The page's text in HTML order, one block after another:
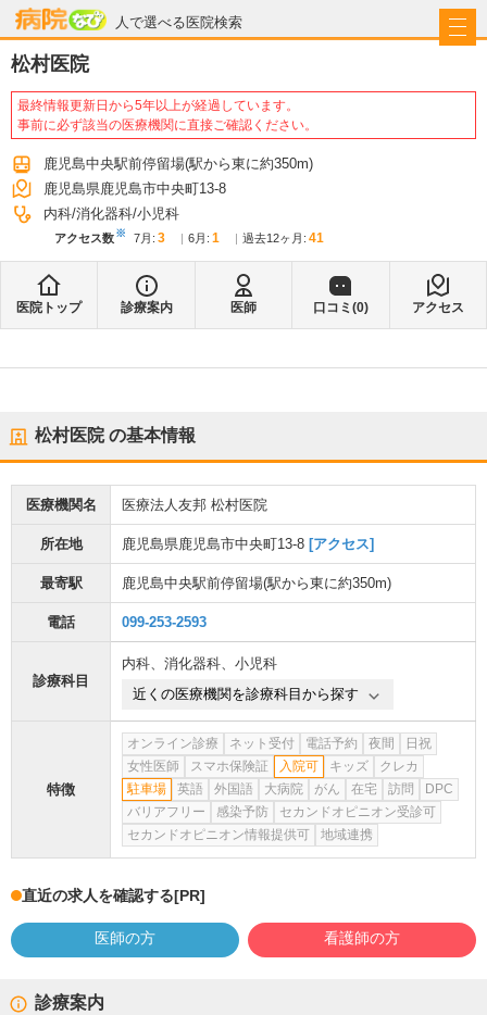
人で選べる医院検索
病院なび
松村医院
最終情報更新日から5年以上が経過しています。
事前に必ず該当の医療機関に直接ご確認ください。
鹿児島中央駅前停留場(駅から東に約350m)
鹿児島県鹿児島市中央町13-8
内科 消化器科 小児科
アクセス数※ 7月 : 3 6月 : 1 過去12ヶ月: 41
医院トップ 診療案内 医師 口コミ(0) アクセス
松村医院の基本情報
医療機関名 医療法人友邦 松村医院
所在地 鹿児島県鹿児島市中央町13-8 [アクセス]
最寄駅 鹿児島中央駅前停留場(駅から東に約350m)
電話 099-253-2593
診療科目
内科、 消化器科、 小児科
近くの医療機関を診療科目から探す
特徴
オンライン診療 ネット受付 電話予約 夜間
日祝
女性医師
スマホ保険証 入院可 キッズ
クレカ
駐車場
英語 外国語 大病院 がん 在宅 訪問
DPC
バリアフリー
感染予防
セカンドオピニオン受診可
セカンドオピニオン情報提供可
地域連携
直近の求人を確認する[PR]
医師の方 看護師の方
診療案内